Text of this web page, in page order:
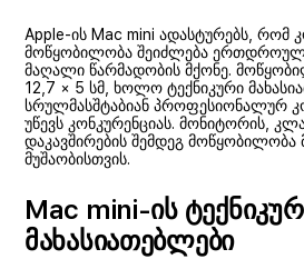
Apple-ის Mac mini ადასტურებს, რომ
მოწყობილობა შეიძლება
მაღალი წარმადობის მქონე.
12,7 × 5 სმ, ხოლო ტექნიკური
სრულმასშტაბიან პროფესიონალურ
უწევს კონკურენციას. მონიტორის,
დაკავშირების შემდეგ მოწყობილობა
მუშაობისთვის.
Mac mini-ის
მახასიათებლები